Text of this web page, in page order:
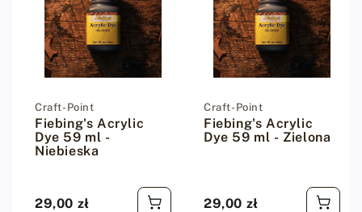
Dostawca:
Craft-Point
Fiebing's Acrylic
Dye 59 ml -
Niebieska
Cena regularna
29,00 zł
Dostawca:
Craft-Point
Fiebing's Acrylic
Dye 59 ml - Zielona
Cena regularna
29,00 zł